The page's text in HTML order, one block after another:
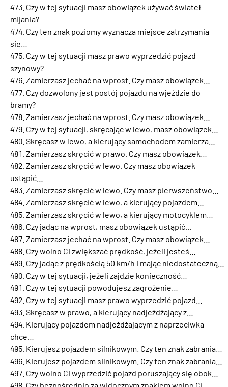
Czy w tej sytuacji masz obowiązek używać świateł
mijania?
Czy ten znak poziomy wyznacza miejsce zatrzymania
się…
Czy w tej sytuacji masz prawo wyprzedzić pojazd
szynowy?
Zamierzasz jechać na wprost. Czy masz obowiązek…
Czy dozwolony jest postój pojazdu na wjeździe do
bramy?
Zamierzasz jechać na wprost. Czy masz obowiązek…
Czy w tej sytuacji, skręcając w lewo, masz obowiązek…
Skręcasz w lewo, a kierujący samochodem zamierza…
Zamierzasz skręcić w prawo. Czy masz obowiązek…
Zamierzasz skręcić w lewo. Czy masz obowiązek
ustąpić…
Zamierzasz skręcić w lewo. Czy masz pierwszeństwo…
Zamierzasz skręcić w lewo, a kierujący pojazdem…
Zamierzasz skręcić w lewo, a kierujący motocyklem…
Czy jadąc na wprost, masz obowiązek ustąpić…
Zamierzasz jechać na wprost. Czy masz obowiązek…
Czy wolno Ci zwiększać prędkość, jeżeli jesteś…
Czy jadąc z prędkością 50 km/h i mając niedostateczną…
Czy w tej sytuacji, jeżeli zajdzie konieczność…
Czy w tej sytuacji powodujesz zagrożenie…
Czy w tej sytuacji masz prawo wyprzedzić pojazd…
Skręcasz w prawo, a kierujący nadjeżdżający z…
Kierujący pojazdem nadjeżdżającym z naprzeciwka
chce…
Kierujesz pojazdem silnikowym. Czy ten znak zabrania…
Kierujesz pojazdem silnikowym. Czy ten znak zabrania…
Czy wolno Ci wyprzedzić pojazd poruszający się obok…